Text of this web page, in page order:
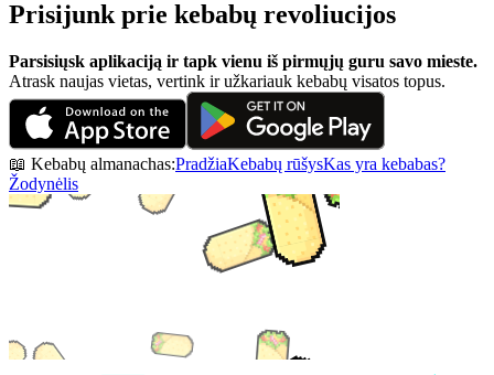
Prisijunk prie kebabų revoliucijos
Parsisiųsk aplikaciją ir tapk vienu iš pirmųjų guru savo mieste.
Atrask naujas vietas, vertink ir užkariauk kebabų visatos topus.
📖 Kebabų almanachas:PradžiaKebabų rūšysKas yra kebabas?
Žodynėlis